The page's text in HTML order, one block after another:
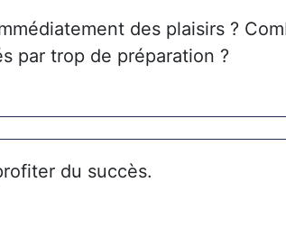
des plaisirs ?
par trop de préparation ?
du succès.